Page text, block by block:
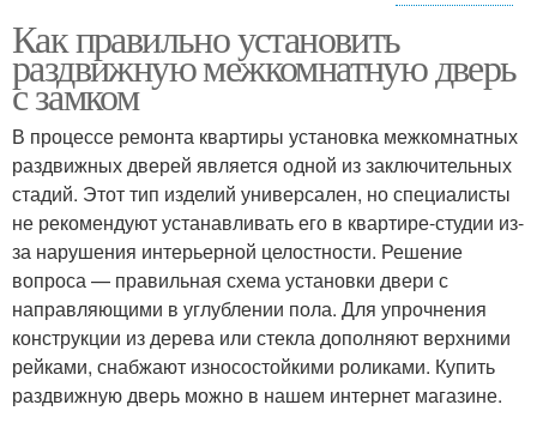
механизмом
Кассетная дверь
Двери на роликах Двери на кухню
Навесные двери Навесная дверь
Как правильно установить
раздвижную межкомнатную дверь
с замком
В процессе ремонта квартиры установка межкомнатных
раздвижных дверей является одной из заключительных
стадий. Этот тип изделий универсален, но специалисты
не рекомендуют устанавливать его в квартире-студии из-
за нарушения интерьерной целостности. Решение
вопроса — правильная схема установки двери с
направляющими в углублении пола. Для упрочнения
конструкции из дерева или стекла дополняют верхними
рейками, снабжают износостойкими роликами. Купить
раздвижную дверь можно в нашем интернет магазине.